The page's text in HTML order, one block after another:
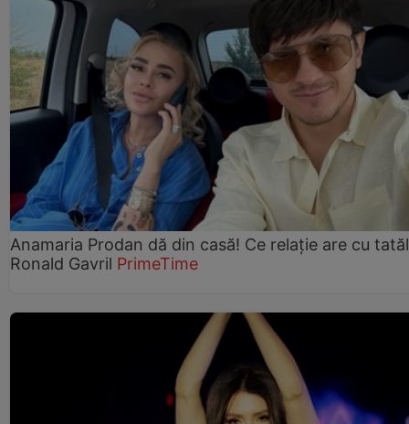
Anamaria Prodan dă din casă! Ce relație are cu
Ronald Gavril PrimeTime